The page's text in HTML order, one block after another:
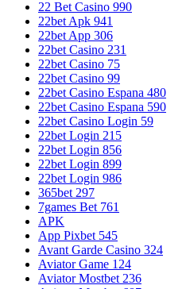
22 Bet Casino 990
22bet Apk 941
22bet App 306
22bet Casino 231
22bet Casino 75
22bet Casino 99
22bet Casino Espana 480
22bet Casino Espana 590
22bet Casino Login 59
22bet Login 215
22bet Login 856
22bet Login 899
22bet Login 986
365bet 297
7games Bet 761
APK
App Pixbet 545
Avant Garde Casino 324
Aviator Game 124
Aviator Mostbet 236